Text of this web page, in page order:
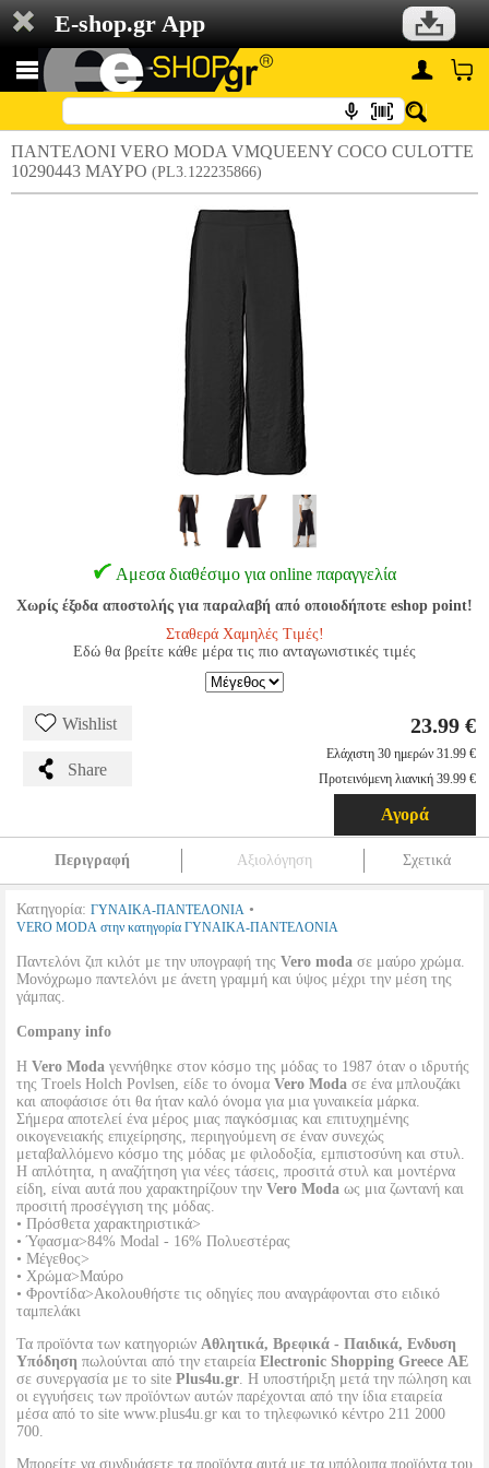
E-shop.gr App
ΠΑΝΤΕΛΟΝΙ VERO MODA VMQUEENY COCO CULOTTE
10290443 ΜΑΥΡΟ (PL3.122235866)
Αμεσα διαθέσιμο για online παραγγελία
Χωρίς έξοδα αποστολής για παραλαβή από οποιοδήποτε eshop point!
Σταθερά Χαμηλές Τιμές!
Εδώ θα βρείτε κάθε μέρα τις πιο ανταγωνιστικές τιμές
Wishlist
Share
23.99 €
Ελάχιστη 30 ημερών 31.99 €
Προτεινόμενη λιανική 39.99 €
Αγορά
Περιγραφή Αξιολόγηση Σχετικά
Κατηγορία: ΓΥΝΑΙΚΑ-ΠΑΝΤΕΛΟΝΙΑ •
VERO MODA στην κατηγορία ΓΥΝΑΙΚΑ-ΠΑΝΤΕΛΟΝΙΑ
Παντελόνι ζιπ κιλότ με την υπογραφή της Vero moda σε μαύρο χρώμα.
Μονόχρωμο παντελόνι με άνετη γραμμή και ύψος μέχρι την μέση της
γάμπας.
Company info
Η Vero Moda γεννήθηκε στον κόσμο της μόδας το 1987 όταν ο ιδρυτής
της Troels Holch Povlsen, είδε το όνομα Vero Moda σε ένα μπλουζάκι
και αποφάσισε ότι θα ήταν καλό όνομα για μια γυναικεία μάρκα.
Σήμερα αποτελεί ένα μέρος μιας παγκόσμιας και επιτυχημένης
οικογενειακής επιχείρησης, περιηγούμενη σε έναν συνεχώς
μεταβαλλόμενο κόσμο της μόδας με φιλοδοξία, εμπιστοσύνη και στυλ.
Η απλότητα, η αναζήτηση για νέες τάσεις, προσιτά στυλ και μοντέρνα
είδη, είναι αυτά που χαρακτηρίζουν την Vero Moda ως μια ζωντανή και
προσιτή προσέγγιση της μόδας.
• Πρόσθετα χαρακτηριστικά>
• Ύφασμα>84% Modal - 16% Πολυεστέρας
• Μέγεθος>
• Χρώμα>Μαύρο
• Φροντίδα>Ακολουθήστε τις οδηγίες που αναγράφονται στο ειδικό
ταμπελάκι
Τα προϊόντα των κατηγοριών Αθλητικά, Βρεφικά - Παιδικά, Ενδυση
Υπόδηση πωλούνται από την εταιρεία Electronic Shopping Greece ΑΕ
σε συνεργασία με το site Plus4u.gr. Η υποστήριξη μετά την πώληση και
οι εγγυήσεις των προϊόντων αυτών παρέχονται από την ίδια εταιρεία
μέσα από το site www.plus4u.gr και το τηλεφωνικό κέντρο 211 2000
700.
Μπορείτε να συνδυάσετε τα προϊόντα αυτά με τα υπόλοιπα προϊόντα του